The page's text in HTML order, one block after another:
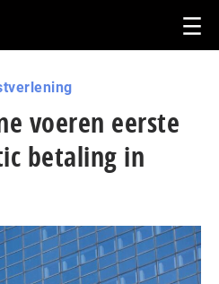
voeren eerste
betaling in